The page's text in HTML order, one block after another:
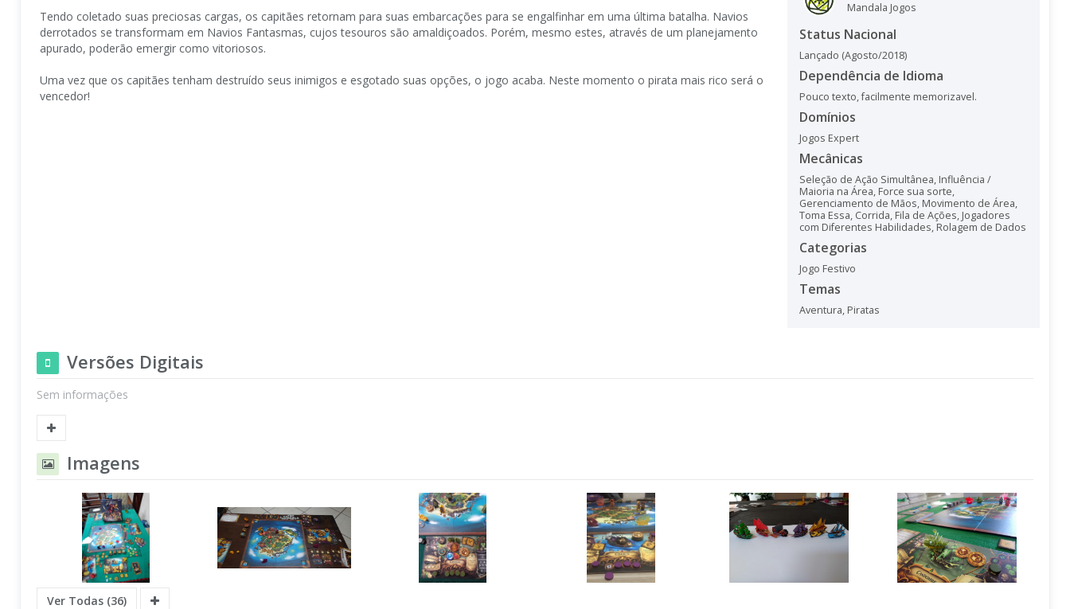
Tendo coletado suas preciosas cargas, os capitães retornam para suas embarcações para se engalfinhar em uma última batalha. Navios
derrotados se transformam em Navios Fantasmas, cujos tesouros são amaldiçoados. Porém, mesmo estes, através de um planejamento
apurado, poderão emergir como vitoriosos.
Uma vez que os capitães tenham destruído seus inimigos e esgotado suas opções, o jogo acaba. Neste momento o pirata mais rico será o
vencedor!
Mandala Jogos
Status Nacional
Lançado (Agosto/2018)
Dependência de Idioma
Pouco texto, facilmente memorizavel.
Domínios
Jogos Expert
Mecânicas
Seleção de Ação Simultânea, Influência /
Maioria na Área, Force sua sorte,
Gerenciamento de Mãos, Movimento de Área,
Toma Essa, Corrida, Fila de Ações, Jogadores
com Diferentes Habilidades, Rolagem de Dados
Categorias
Jogo Festivo
Temas
Aventura, Piratas
Versões Digitais
Sem informações
Imagens
Ver Todas (36)